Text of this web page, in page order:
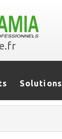
Solutions